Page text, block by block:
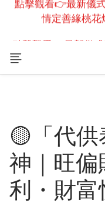
點擊觀看👉最新儀
情定善緣桃
情定善緣桃花
點擊觀看👉最新儀
情定善緣桃
🟡「代
神｜旺
利・財富